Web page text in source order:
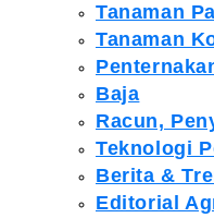
Tanaman
Tanaman
Baja
Racun,
Teknologi
Berita &
Editorial